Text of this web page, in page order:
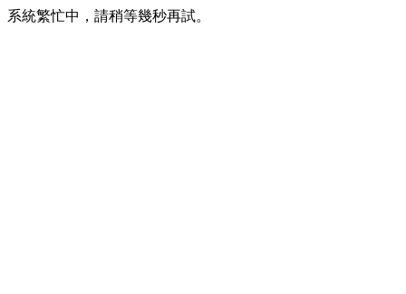
系統繁忙中，請稍等幾秒再試。